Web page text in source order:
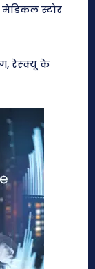
स्टोर
रेस्क्यू के